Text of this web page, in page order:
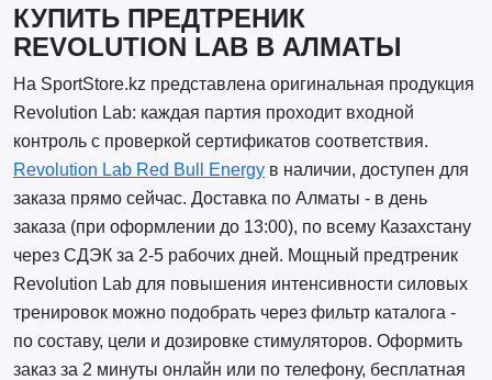
КУПИТЬ ПРЕДТРЕНИК
REVOLUTION LAB В АЛМАТЫ
На SportStore.kz представлена оригинальная продукция
Revolution Lab: каждая партия проходит входной
контроль с проверкой сертификатов соответствия.
Revolution Lab Red Bull Energyв наличии, доступен для
заказа прямо сейчас. Доставка по Алматы - в день
заказа (при оформлении до 13:00), по всему Казахстану
через СДЭК за 2-5 рабочих дней. Мощный предтреник
Revolution Lab для повышения интенсивности силовых
тренировок можно подобрать через фильтр каталога -
по составу, цели и дозировке стимуляторов. Оформить
заказ за 2 минуты онлайн или по телефону, бесплатная